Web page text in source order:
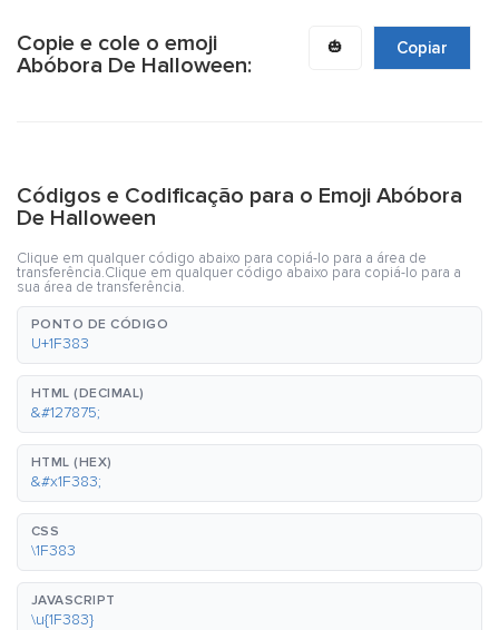
Copie e cole o emoji
Abóbora De Halloween:
🎃 Copiar
Códigos e Codificação para o Emoji Abóbora
De Halloween
Clique em qualquer código abaixo para copiá-lo para a área de
transferência.Clique em qualquer código abaixo para copiá-lo para a
sua área de transferência.
PONTO DE CÓDIGO
U+1F383
HTML (DECIMAL)
&#127875;
HTML (HEX)
&#x1F383;
CSS
\1F383
JAVASCRIPT
\u{1F383}